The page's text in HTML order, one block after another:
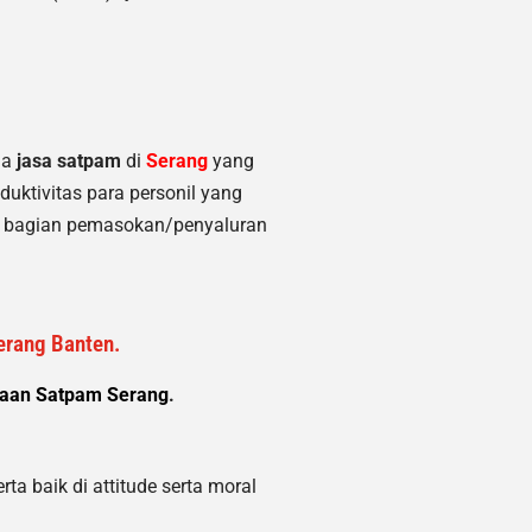
jasa satpam di Serang yang
para personil yang
pemasokan/penyaluran
Banten.
Satpam Serang.
baik di attitude serta moral